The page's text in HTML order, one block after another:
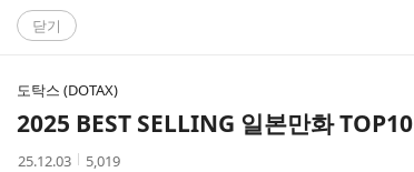
C
닫기
도탁스 (DOTAX)
2025 BEST SELLING 일본만화 TOP10
작
25.12.03
조
5,019